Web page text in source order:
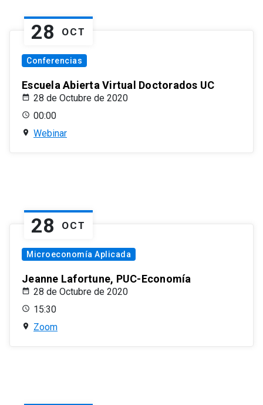
28 OCT
Conferencias
Escuela Abierta Virtual Doctorados UC
28 de Octubre de 2020
00:00
Webinar
28 OCT
Microeconomía Aplicada
Jeanne Lafortune, PUC-Economía
28 de Octubre de 2020
15:30
Zoom